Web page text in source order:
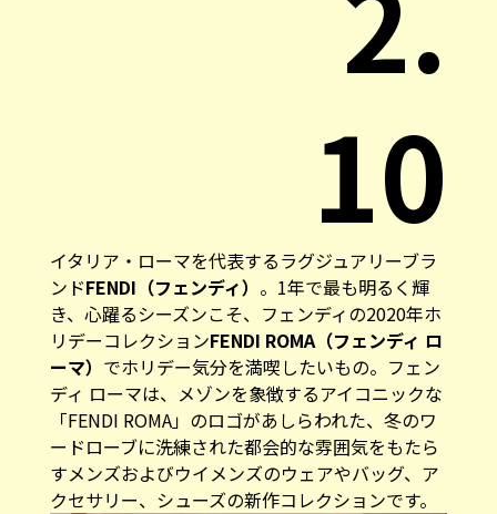
10
イタリア・ローマを代表するラグジュアリーブラ
ンドFENDI（フェンディ） 。1年で最も明るく輝
き、心躍るシーズンこそ、フェンディの2020年ホ
リデーコレクションFENDI ROMA（フェンディ ロ
ーマ） でホリデー気分を満喫したいもの。フェン
ディ ローマは、メゾンを象徴するアイコニックな
「FENDI ROMA」のロゴがあしらわれた、冬のワ
ードローブに洗練された都会的な雰囲気をもたら
すメンズおよびウイメンズのウェアやバッグ、ア
クセサリー、シューズの新作コレクションです。